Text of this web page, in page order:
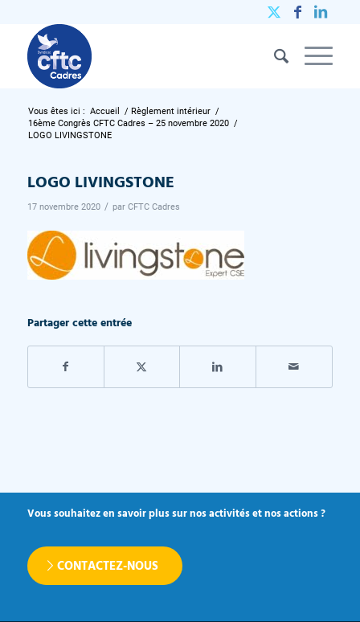
Vous êtes ici : Accueil / Règlement intérieur /
16ème Congrès CFTC Cadres – 25 novembre 2020 /
LOGO LIVINGSTONE
LOGO LIVINGSTONE
17 novembre 2020 / par CFTC Cadres
Partager cette entrée
Vous souhaitez en savoir plus sur nos activités et nos actions ?
CONTACTEZ-NOUS